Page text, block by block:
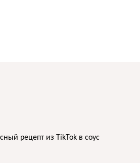
рецепт из TikTok в соус